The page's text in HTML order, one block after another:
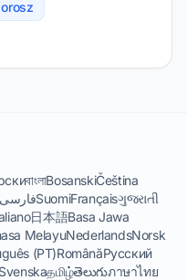
বাংলাBosanskiČeština
فارسیSuomiFrançaisગુજરાતી
日本語Basa Jawa
MelayuNederlandsNorsk
(PT)RomânăРусский
தமிழ்తెలుగుภาษาไทย